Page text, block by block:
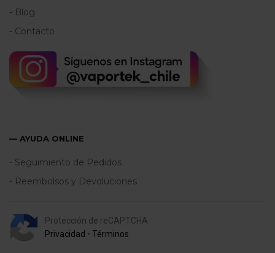
- Blog
- Contacto
— AYUDA ONLINE
- Seguimiento de Pedidos
- Reembolsos y Devoluciones
Protección de reCAPTCHA
Privacidad • Términos